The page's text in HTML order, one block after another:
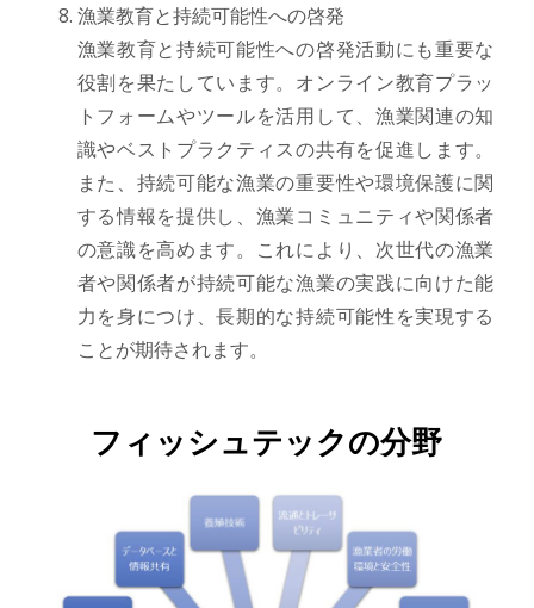
漁業教育と持続可能性への啓発
漁業教育と持続可能性への啓発活動にも重要な
役割を果たしています。オンライン教育プラッ
トフォームやツールを活用して、漁業関連の知
識やベストプラクティスの共有を促進します。
また、持続可能な漁業の重要性や環境保護に関
する情報を提供し、漁業コミュニティや関係者
の意識を高めます。これにより、次世代の漁業
者や関係者が持続可能な漁業の実践に向けた能
力を身につけ、長期的な持続可能性を実現する
ことが期待されます。
フィッシュテックの分野